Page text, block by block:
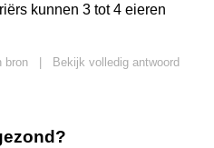
kunnen 3 tot 4 eieren
bron
Bekijk volledig antwoord